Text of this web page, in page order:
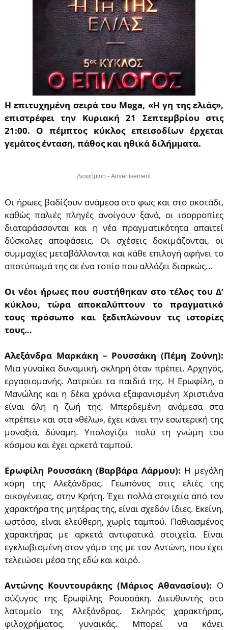
Η επιτυχημένη σειρά του Mega, «Η γη της ελιάς»,
επιστρέφει την Κυριακή 21 Σεπτεμβρίου στις
21:00. Ο πέμπτος κύκλος επεισοδίων έρχεται
γεμάτος ένταση, πάθoς και ηθικά διλήμματα.
Διαφήμιση - Advertisement
Οι ήρωες βαδίζουν ανάμεσα στο φως και στο σκοτάδι,
καθώς παλιές πληγές ανοίγουν ξανά, οι ισορροπίες
διαταράσσονται και η νέα πραγματικότητα απαιτεί
δύσκολες αποφάσεις. Οι σχέσεις δοκιμάζονται, οι
συμμαχίες μεταβάλλονται και κάθε επιλογή αφήνει το
αποτύπωμά της σε ένα τοπίο που αλλάζει διαρκώς...
Οι νέοι ήρωες που συστήθηκαν στο τέλος του Δ’
κύκλου, τώρα αποκαλύπτουν το πραγματικό
τους πρόσωπο και ξεδιπλώνουν τις ιστορίες
τους…
Αλεξάνδρα Μαρκάκη – Ρουσσάκη (Πέμη Ζούνη):
Μια γυναίκα δυναμική, σκληρή όταν πρέπει. Αρχηγός,
εργασιομανής. Λατρεύει τα παιδιά της. Η Ερωφίλη, ο
Μανώλης και η δέκα χρόνια εξαφανισμένη Χριστιάνα
είναι όλη η ζωή της. Μπερδεμένη ανάμεσα στα
«πρέπει» και στα «θέλω», έχει κάνει την εσωτερική της
μοναξιά, δύναμη. Υπολογίζει πολύ τη γνώμη του
κόσμου και έχει αρκετά ταμπού.
Ερωφίλη Ρουσσάκη (Βαρβάρα Λάρμου): Η μεγάλη
κόρη της Αλεξάνδρας. Γεωπόνος στις ελιές της
οικογένειας, στην Κρήτη. Έχει πολλά στοιχεία από τον
χαρακτήρα της μητέρας της, είναι σχεδόν ίδιες. Εκείνη,
ωστόσο, είναι ελεύθερη, χωρίς ταμπού. Παθιασμένος
χαρακτήρας με αρκετά αντιφατικά στοιχεία. Είναι
εγκλωβισμένη στον γάμο της με τον Αντώνη, που έχει
τελειώσει μέσα της εδώ και καιρό.
Αντώνης Κουντουράκης (Μάριος Αθανασίου): Ο
σύζυγος της Ερωφίλης Ρουσσάκη. Διευθυντής στο
λατομείο της Αλεξάνδρας. Σκληρός χαρακτήρας,
φιλοχρήματος, γυναικάς. Μπορεί να κάνει